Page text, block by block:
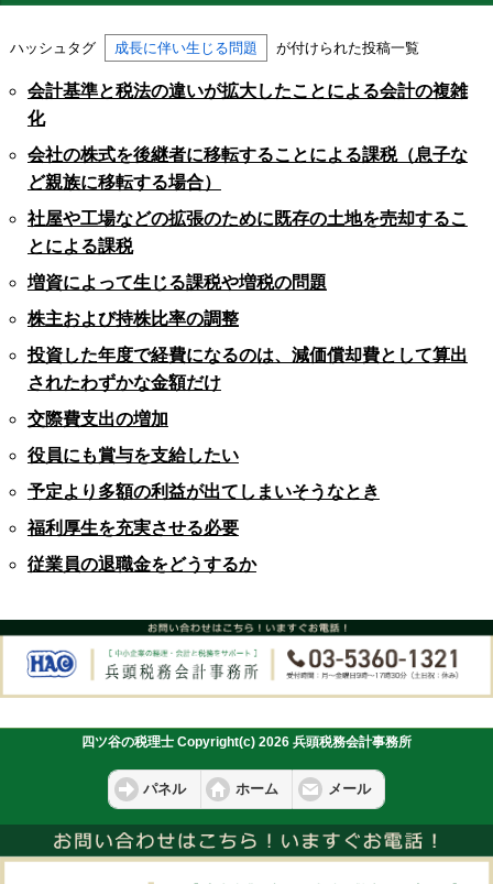
ハッシュタグ 成長に伴い生じる問題 が付けられた投稿一覧
会計基準と税法の違いが拡大したことによる会計の複雑
化
会社の株式を後継者に移転することによる課税（息子な
ど親族に移転する場合）
社屋や工場などの拡張のために既存の土地を売却するこ
とによる課税
増資によって生じる課税や増税の問題
株主および持株比率の調整
投資した年度で経費になるのは、減価償却費として算出
されたわずかな金額だけ
交際費支出の増加
役員にも賞与を支給したい
予定より多額の利益が出てしまいそうなとき
福利厚生を充実させる必要
従業員の退職金をどうするか
四ツ谷の税理士 Copyright(c) 2026 兵頭税務会計事務所
パネル ホーム メール